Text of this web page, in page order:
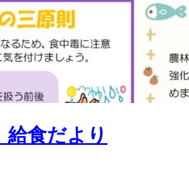
食だより